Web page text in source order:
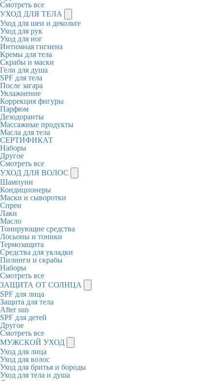
Смотреть все
УХОД ДЛЯ ТЕЛА
Уход для шеи и декольте
Уход для рук
Уход для ног
Интимная гигиена
Кремы для тела
Скрабы и маски
Гели для душа
SPF для тела
После загара
Увлажнение
Коррекция фигуры
Парфюм
Дезодоранты
Массажные продукты
Масла для тела
СЕРТИФИКАТ
Наборы
Другое
Смотреть все
УХОД ДЛЯ ВОЛОС
Шампуни
Кондиционеры
Маски и сыворотки
Спреи
Лаки
Масло
Тонирующие средства
Лосьоны и тоники
Термозащита
Средства для укладки
Пилинги и скрабы
Наборы
Смотреть все
ЗАЩИТА ОТ СОЛНЦА
SPF для лица
Защита для тела
After sun
SPF для детей
Другое
Смотреть все
МУЖСКОЙ УХОД
Уход для лица
Уход для волос
Уход для бритья и бороды
Уход для тела и душа